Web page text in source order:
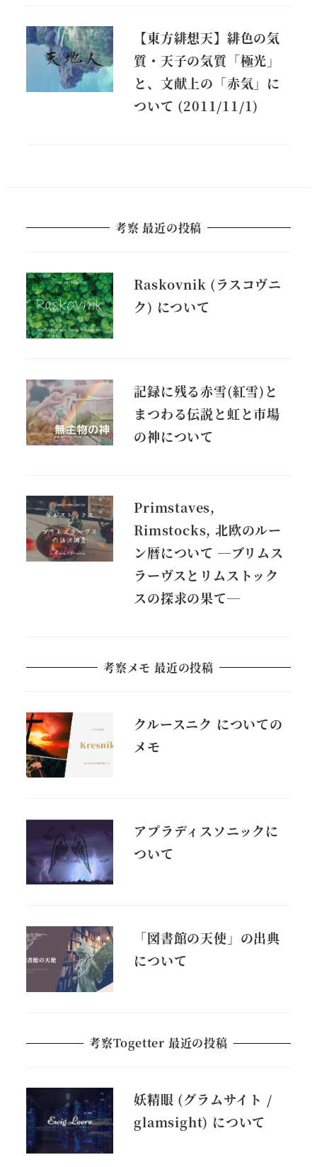
【東方緋想天】緋色の気
質・天子の気質「極光」
と、文献上の「赤気」に
ついて (2011/11/1)
考察 最近の投稿
Raskovnik (ラスコヴニ
ク) について
記録に残る赤雪(紅雪)と
まつわる伝説と虹と市場
の神について
Primstaves,
Rimstocks, 北欧のルー
ン暦について ―ブリムス
ラーヴスとリムストック
スの探求の果て―
考察メモ 最近の投稿
クルースニク についての
メモ
アプラディスソニックに
ついて
「図書館の天使」の出典
について
考察Togetter 最近の投稿
妖精眼 (グラムサイト /
glamsight) について